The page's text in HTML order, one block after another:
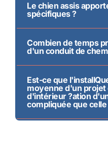
Le chien assis
spécifiques ?
Combien de temps
d'un conduit de
Est-ce que
moyenne d'un
d'intérieur ?ation
compliquée que